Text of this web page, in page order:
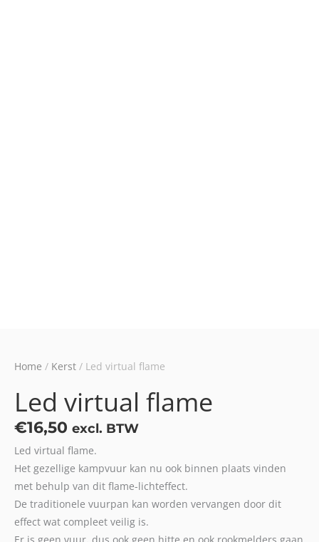
Home / Kerst / Led virtual flame
Led virtual flame
€16,50 excl. BTW
Led virtual flame.
Het gezellige kampvuur kan nu ook binnen plaats vinden
met behulp van dit flame-lichteffect.
De traditionele vuurpan kan worden vervangen door dit
effect wat compleet veilig is.